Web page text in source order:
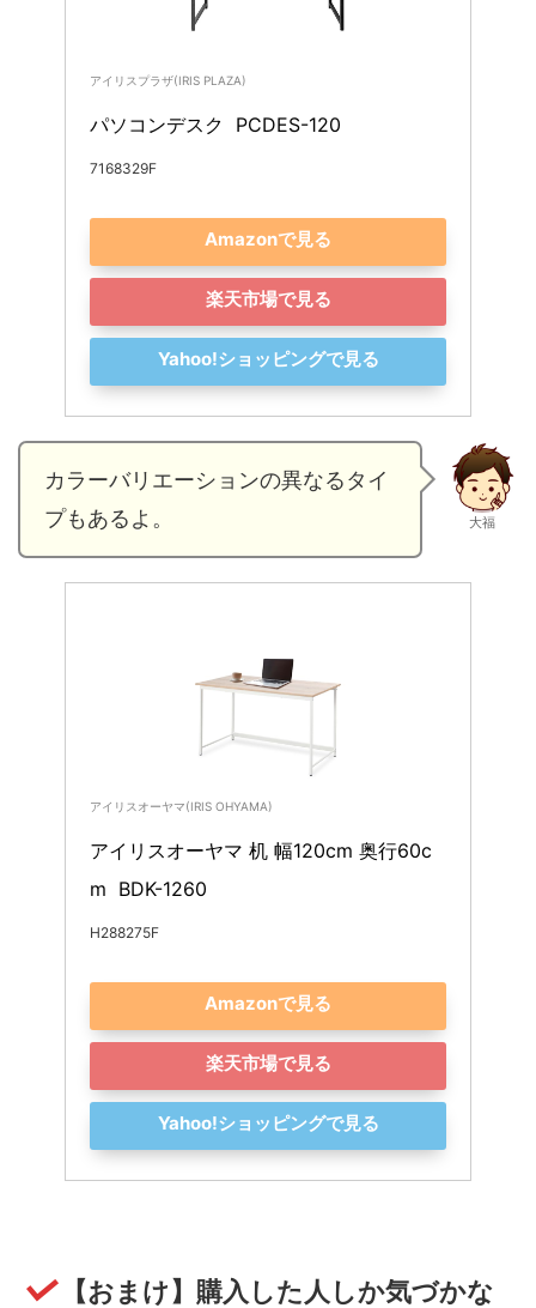
アイリスプラザ(IRIS PLAZA)
7168329F
Amazonで見る
楽天市場で見る
Yahoo!ショッピングで見る
カラーバリエーションの異なるタイ
プもあるよ。
大福
アイリスオーヤマ(IRIS OHYAMA)
アイリスオーヤマ 机 幅120cm 奥行60c
m  BDK-1260
H288275F
Amazonで見る
楽天市場で見る
Yahoo!ショッピングで見る
【おまけ】購入した人しか気づかな